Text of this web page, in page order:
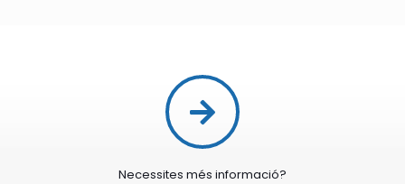
Necessites més informació?